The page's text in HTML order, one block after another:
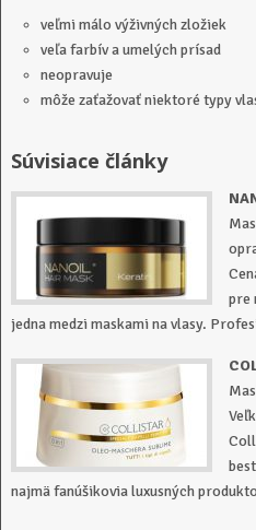
veľmi málo výživných zložiek
veľa farbív a umelých prísad
neopravuje
môže zaťažovať niektoré typy
Súvisiace články
pre
jedna medzi maskami na vlasy.
najmä fanúšikovia luxusných